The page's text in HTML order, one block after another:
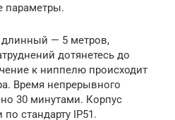
параметры.
— 5 метров,
дотянетесь до
к ниппелю происходит
Время непрерывного
30 минутами. Корпус
стандарту IP51.